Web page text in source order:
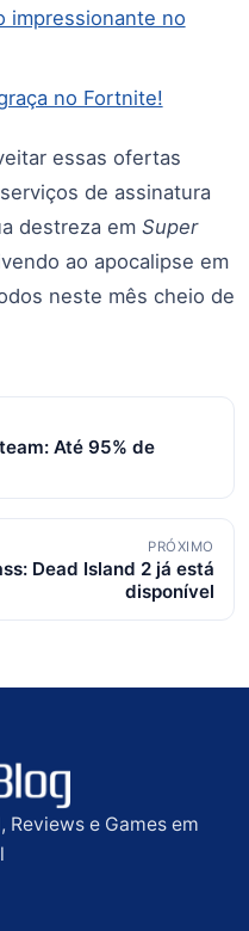
impressionante no
no Fortnite!
essas ofertas
de assinatura
destreza em Super
ao apocalipse em
neste mês cheio de
Até 95% de
PRÓXIMO
Dead Island 2 já está
disponível
Reviews e Games em